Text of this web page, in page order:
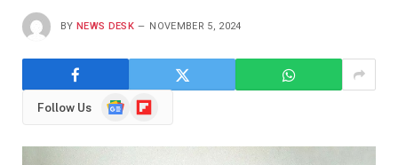
BY NEWS DESK NOVEMBER 5, 2024
Follow Us
GoogleFlipboard